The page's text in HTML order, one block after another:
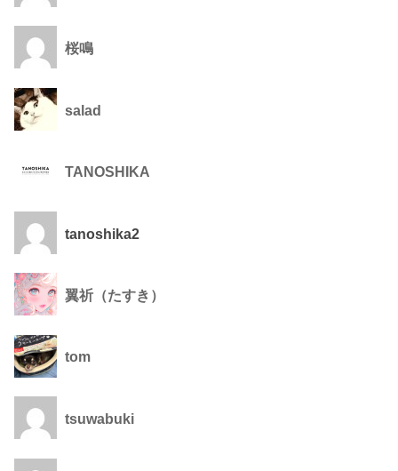
桜鳴
salad
TANOSHIKA
tanoshika2
翼祈（たすき）
tom
tsuwabuki